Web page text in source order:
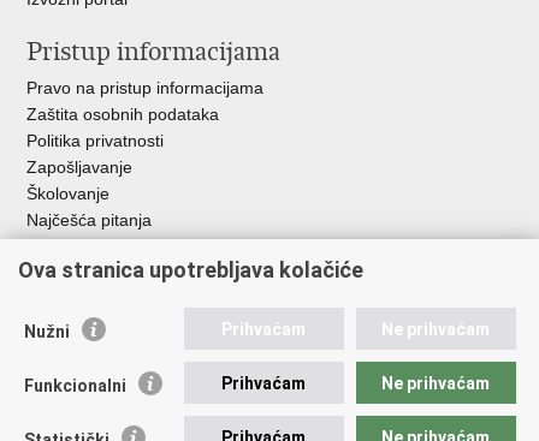
Pristup informacijama
Pravo na pristup informacijama
Zaštita osobnih podataka
Politika privatnosti
Zapošljavanje
Školovanje
Najčešća pitanja
Važne poveznice
EMN Nacionalna kontaktna točka za Republiku Hrvatsku
Policijska akademija
Ova stranica upotrebljava kolačiće
Nužni Prihvaćam Ne prihvaćam
Funkcionalni Prihvaćam Ne prihvaćam
Prihvaćam Ne prihvaćam